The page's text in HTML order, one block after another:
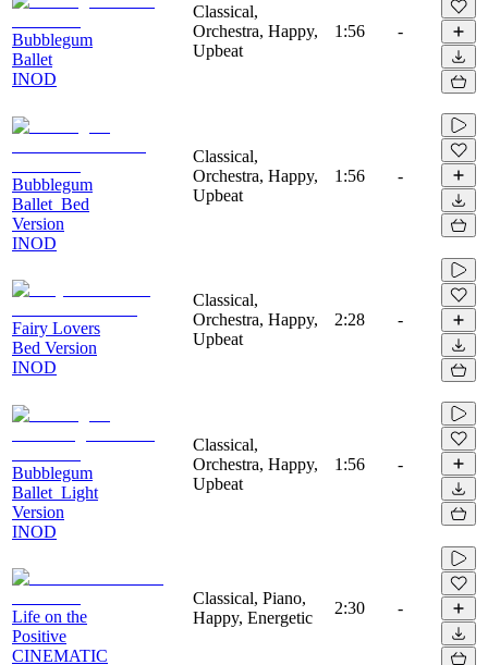
Bubblegum
Ballet
INOD
Classical,
Orchestra, Happy,
Upbeat
1:56 -
Bubblegum
Ballet_Bed
Version
INOD
Classical,
Orchestra, Happy,
Upbeat
1:56 -
Fairy Lovers
Bed Version
INOD
Classical,
Orchestra, Happy,
Upbeat
2:28 -
Bubblegum
Ballet_Light
Version
INOD
Classical,
Orchestra, Happy,
Upbeat
1:56 -
Life on the
Positive
CINEMATIC
Classical, Piano,
Happy, Energetic
2:30 -